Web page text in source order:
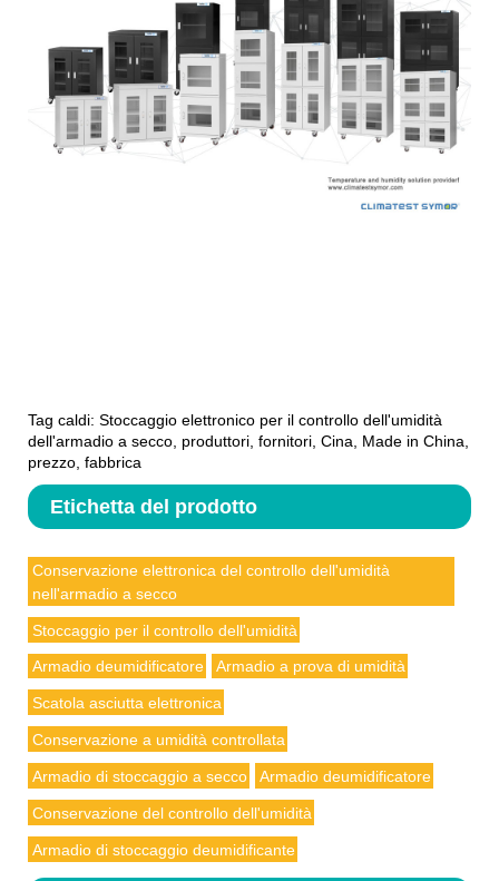
Tag caldi: Stoccaggio elettronico per il controllo dell'umidità
dell'armadio a secco, produttori, fornitori, Cina, Made in China,
prezzo, fabbrica
Etichetta del prodotto
Conservazione elettronica del controllo dell'umidità
nell'armadio a secco
Stoccaggio per il controllo dell'umidità
Armadio deumidificatore Armadio a prova di umidità
Scatola asciutta elettronica
Conservazione a umidità controllata
Armadio di stoccaggio a secco Armadio deumidificatore
Conservazione del controllo dell'umidità
Armadio di stoccaggio deumidificante